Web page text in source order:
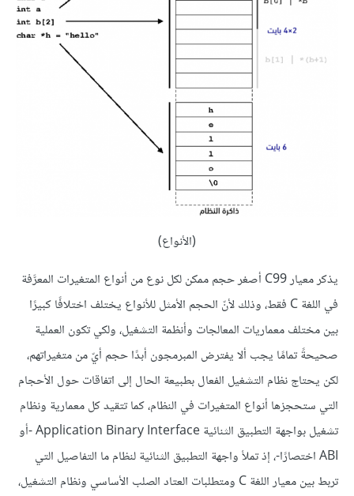
(الأنواع)
يذكر معيار C99 أصغر حجم ممكن لكل نوع من أنواع المتغيرات المعرَّفة
في اللغة C فقط، وذلك لأنّ الحجم الأمثل للأنواع يختلف اختلافًا كبيرًا
بين مختلف معماريات المعالجات وأنظمة التشغيل، ولكي تكون العملية
صحيحةً تمامًا يجب ألا يفترض المبرمجون أبدًا حجم أيّ من متغيراتهم،
لكن يحتاج نظام التشغيل الفعال بطبيعة الحال إلى اتفاقات حول الأحجام
التي ستحجزها أنواع المتغيرات في النظام، كما تتقيد كل معمارية ونظام
تشغيل بواجهة التطبيق الثنائية Application Binary Interface -أو
ABI اختصارًا-، إذ تملأ واجهة التطبيق الثنائية لنظام ما التفاصيل التي
تربط بين معيار اللغة C ومتطلبات العتاد الصلب الأساسي ونظام التشغيل،